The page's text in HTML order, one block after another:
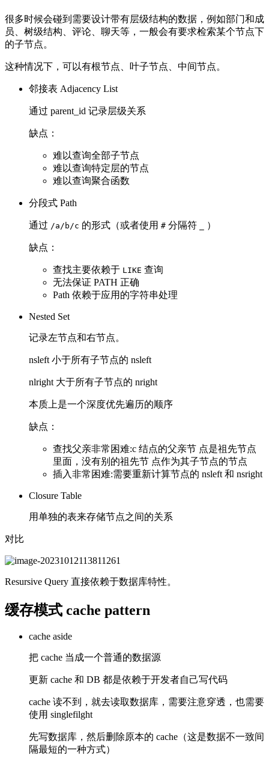
很多时候会碰到需要设计带有层级结构的数据，例如部门和成
员、树级结构、评论、聊天等，一般会有要求检索某个节点下
的子节点。
这种情况下，可以有根节点、叶子节点、中间节点。
邻接表 Adjacency List
通过 parent_id 记录层级关系
缺点：
难以查询全部子节点
难以查询特定层的节点
难以查询聚合函数
分段式 Path
通过 /a/b/c 的形式（或者使用 # 分隔符 ）
缺点：
查找主要依赖于 LIKE 查询
无法保证 PATH 正确
Path 依赖于应用的字符串处理
Nested Set
记录左节点和右节点。
nsleft 小于所有子节点的 nsleft
nlright 大于所有子节点的 nright
本质上是一个深度优先遍历的顺序
缺点：
查找父亲非常困难:c 结点的父亲节 点是祖先节点
里面，没有别的祖先节 点作为其子节点的节点
插入非常困难:需要重新计算节点的 nsleft 和 nsright
Closure Table
用单独的表来存储节点之间的关系
对比
Resursive Query 直接依赖于数据库特性。
缓存模式 cache pattern
cache aside
把 cache 当成一个普通的数据源
更新 cache 和 DB 都是依赖于开发者自己写代码
cache 读不到，就去读取数据库，需要注意穿透，也需要
使用 singlefilght
先写数据库，然后删除原本的 cache（这是数据不一致间
隔最短的一种方式）